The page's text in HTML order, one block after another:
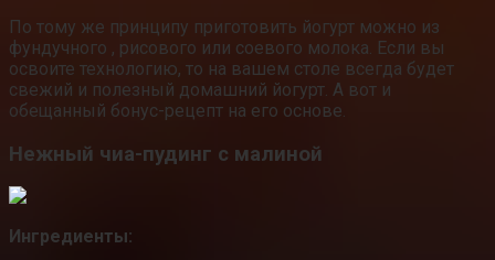
По тому же принципу приготовить йогурт можно из
фундучного , рисового или соевого молока. Если вы
освоите технологию, то на вашем столе всегда будет
свежий и полезный домашний йогурт. А вот и
обещанный бонус-рецепт на его основе.
Нежный чиа-пудинг с малиной
Ингредиенты: